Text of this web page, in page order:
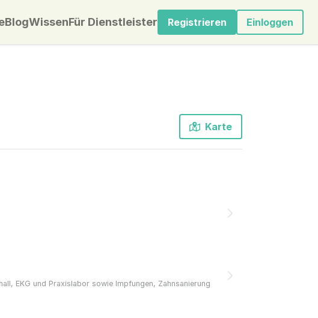
BlogWissenFür Dienstleister Registrieren Einloggen
Karte
EKG und Praxislabor sowie Impfungen, Zahnsanierung